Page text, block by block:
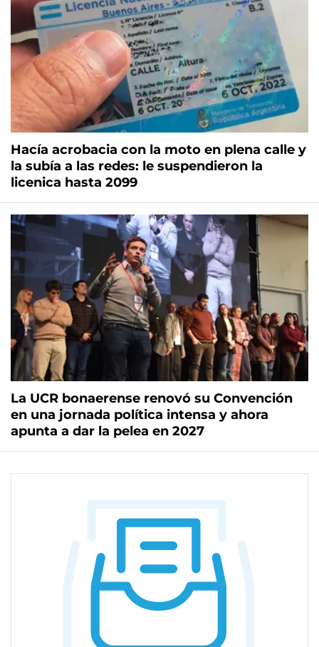
Hacía acrobacia con la moto en plena calle y
la subía a las redes: le suspendieron la
licenica hasta 2099
La UCR bonaerense renovó su Convención
en una jornada política intensa y ahora
apunta a dar la pelea en 2027